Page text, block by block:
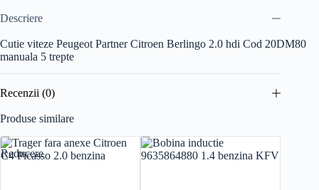
Descriere
Cutie viteze Peugeot Partner Citroen Berlingo 2.0 hdi Cod 20DM80
manuala 5 trepte
Recenzii (0)
Produse similare
Reducere